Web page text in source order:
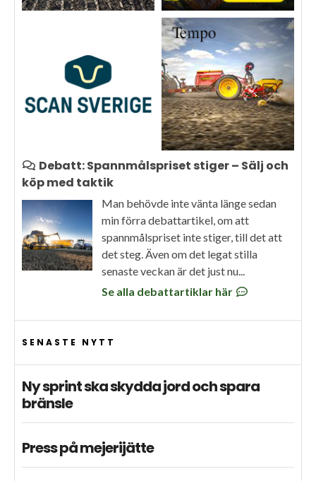
Debatt: Spannmålspriset stiger – Sälj och
köp med taktik
Man behövde inte vänta länge sedan
min förra debattartikel, om att
spannmålspriset inte stiger, till det att
det steg. Även om det legat stilla
senaste veckan är det just nu...
Se alla debattartiklar här
SENASTE NYTT
Ny sprint ska skydda jord och spara
bränsle
Press på mejerijätte